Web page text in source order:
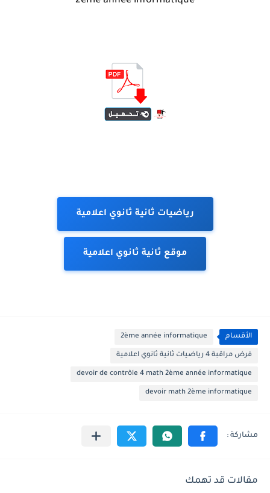
رياضيات ثانية ثانوي اعلامية
موقع ثانية ثانوي اعلامية
الأقسام 2ème année informatique
فرض مراقبة 4 رياضيات ثانية ثانوي اعلامية
devoir de contrôle 4 math 2ème année informatique
devoir math 2ème informatique
مقالات قد تهمك